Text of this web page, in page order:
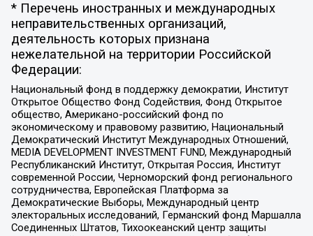
* Перечень иностранных и международных
неправительственных организаций,
деятельность которых признана
нежелательной на территории Российской
Федерации:
Национальный фонд в поддержку демократии, Институт
Открытое Общество Фонд Содействия, Фонд Открытое
общество, Американо-российский фонд по
экономическому и правовому развитию, Национальный
Демократический Институт Международных Отношений,
MEDIA DEVELOPMENT INVESTMENT FUND, Международный
Республиканский Институт, Открытая Россия, Институт
современной России, Черноморский фонд регионального
сотрудничества, Европейская Платформа за
Демократические Выборы, Международный центр
электоральных исследований, Германский фонд Маршалла
Соединенных Штатов, Тихоокеанский центр защиты